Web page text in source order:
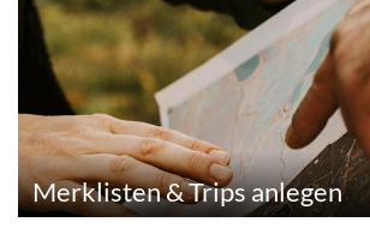
4,6 km
Merklisten & Trips anlegen